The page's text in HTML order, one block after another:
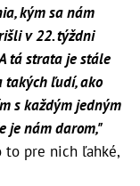
kým sa nám
v 22. týždni
tá strata je stále
takých ľudí, ako
s každým jedným
je nám darom,"
to pre nich ľahké,